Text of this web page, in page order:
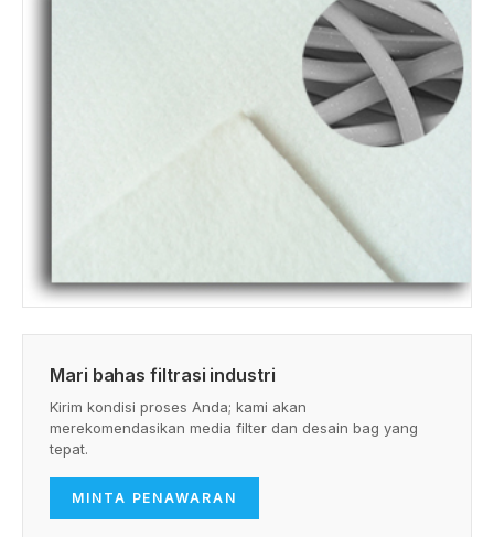
Mari bahas filtrasi industri
Kirim kondisi proses Anda; kami akan
merekomendasikan media filter dan desain bag yang
tepat.
MINTA PENAWARAN